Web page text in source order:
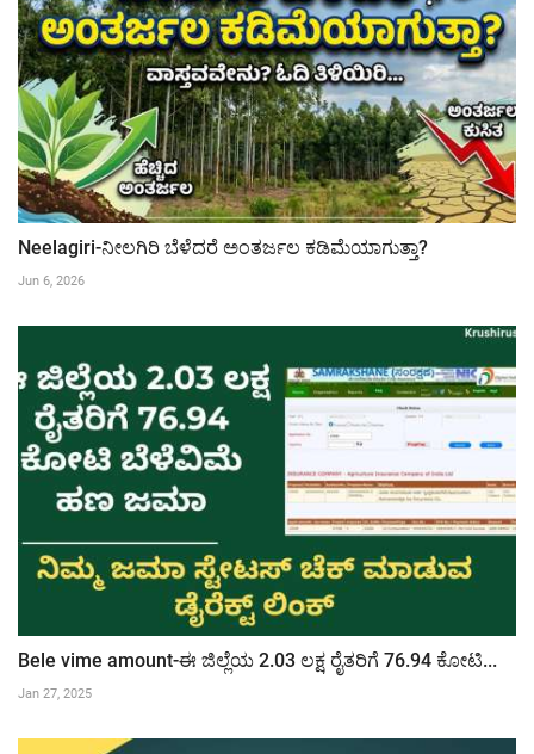
Neelagiri-ನೀಲಗಿರಿ ಬೆಳೆದರೆ ಅಂತರ್ಜಲ ಕಡಿಮೆಯಾಗುತ್ತಾ?
Jun 6, 2026
Bele vime amount-ಈ ಜಿಲ್ಲೆಯ 2.03 ಲಕ್ಷ ರೈತರಿಗೆ 76.94 ಕೋಟಿ...
Jan 27, 2025